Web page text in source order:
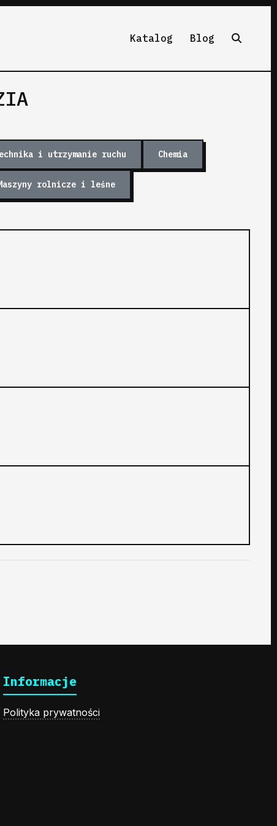
Katalog Blog
i utrzymanie ruchu Chemia
rolnicze i leśne
Informacje
Polityka prywatności